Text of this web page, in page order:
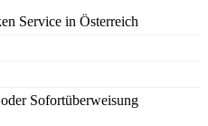
Service in Österreich
Sofortüberweisung